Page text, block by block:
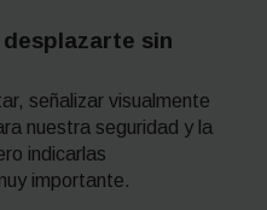
sin
señalizar visualmente
nuestra seguridad y la
indicarlas
importante.